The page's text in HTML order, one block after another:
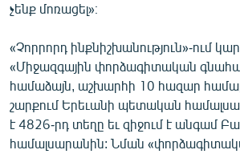
չենք մոռացել»։
«Չորրորդ ինքնիշխանություն»-ում
«Միջազգային փորձագիտական
համաձայն, աշխարհի 10 հազար
շարքում Երեւանի պետական
է 4826-րդ տեղը եւ զիջում է անգամ
համալսարանին: Նման